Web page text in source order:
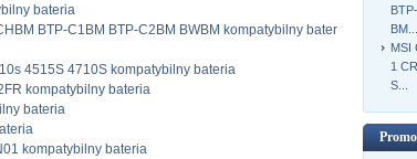
bateria
BTP-C1BM BTP-C2BM BWBM kompatybilny bater
4515S 4710S kompatybilny bateria
kompatybilny bateria
bateria
kompatybilny bateria
BM...
MSI
1
S...